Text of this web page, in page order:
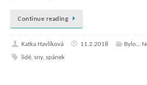
Continue reading
Katka Havlíková 11.2.2018 Bylo...
lidé, sny, spánek